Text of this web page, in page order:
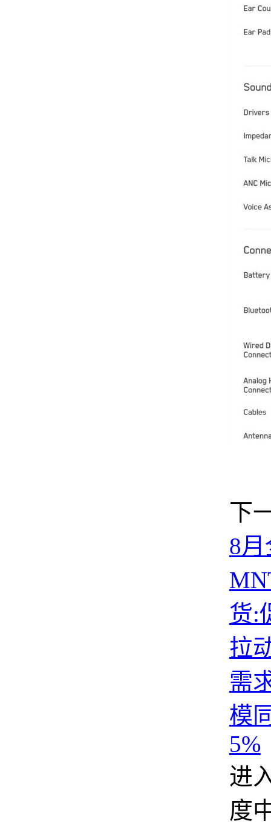
下
8
货:
拉
需
模
5%
进
度